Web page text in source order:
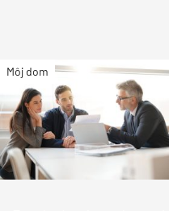
Môj dom